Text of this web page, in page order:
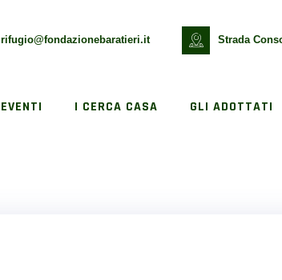
rifugio@fondazionebaratieri.it Strada
EVENTI I CERCA CASA GLI ADOTTATI